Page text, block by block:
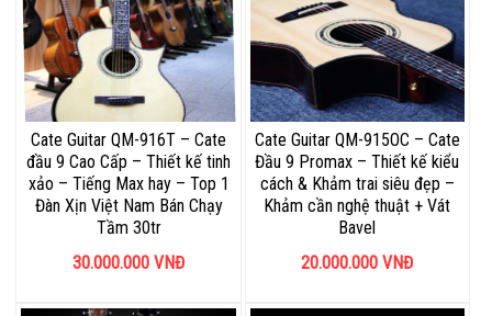
Cate Guitar QM-916T – Cate
đầu 9 Cao Cấp – Thiết kế tinh
xảo – Tiếng Max hay – Top 1
Đàn Xịn Việt Nam Bán Chạy
Tầm 30tr
30.000.000 VNĐ
Cate Guitar QM-915OC – Cate
Đầu 9 Promax – Thiết kế kiểu
cách & Khảm trai siêu đẹp –
Khảm cần nghệ thuật + Vát
Bavel
20.000.000 VNĐ